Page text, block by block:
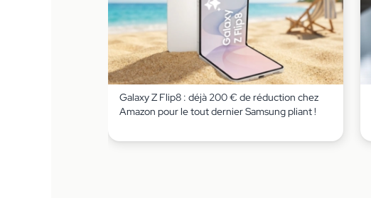
Galaxy Z Flip8 : déjà 200 € de réduction chez
Amazon pour le tout dernier Samsung pliant !